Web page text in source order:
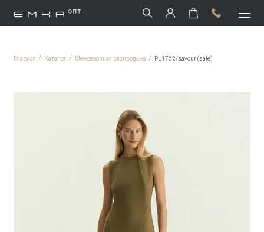
Главная / Каталог / Межсезонная распродажа / PL1762/savour (sale)